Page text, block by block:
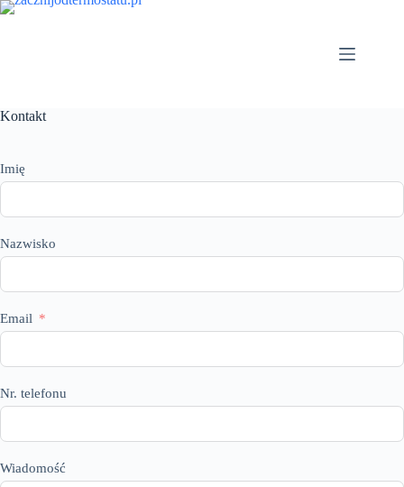
Przejdź
Kontakt
Imię
Nazwisko
Email
Nr. telefonu
Wiadomość